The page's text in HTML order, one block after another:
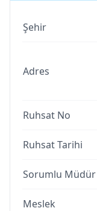
Şehir
Adres
Ruhsat No
Ruhsat Tarihi
Sorumlu Müdür
Meslek